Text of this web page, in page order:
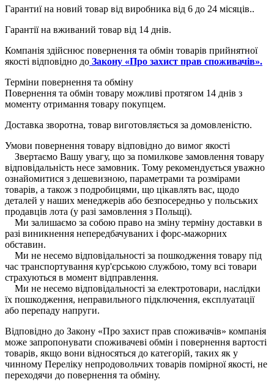
Гарантиї на новий товар від виробника від 6 до 24 місяців..
Гарантії на вживаний товар від 14 днів.
Компанія здійснює повернення та обмін товарів прийнятної
якості відповідно до Закону «Про захист прав споживачів».
Терміни повернення та обміну
Повернення та обмін товару можливі протягом 14 днів з
моменту отримання товару покупцем.
Доставка зворотна, товар виготовляється за домовленістю.
Умови повернення товару відповідно до вимог якості
Звертаємо Вашу увагу, що за помилкове замовлення товару
відповідальність несе замовник. Тому рекомендується уважно
ознайомитися з дешевизною, параметрами та розмірами
товарів, а також з подробицями, що цікавлять вас, щодо
деталей у наших менеджерів або безпосередньо у польських
продавців лота (у разі замовлення з Польщі).
Ми залишаємо за собою право на зміну терміну доставки в
разі виникнення непередбачуваних і форс-мажорних
обставин.
Ми не несемо відповідальності за пошкодження товару під
час транспортування кур'єрською службою, тому всі товари
страхуються в момент відправлення.
Ми не несемо відповідальності за електротовари, наслідки
їх пошкодження, неправильного підключення, експлуатації
або перепаду напруги.
Відповідно до Закону «Про захист прав споживачів» компанія
може запропонувати споживачеві обмін і повернення вартості
товарів, якщо вони відносяться до категорій, таких як у
чинному Переліку непродовольчих товарів помірної якості, не
переходячи до повернення та обміну.